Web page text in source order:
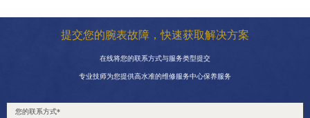
提交您的腕表故障，快速获取解决方案
在线将您的联系方式与服务类型提交
专业技师为您提供高水准的维修服务中心保养服务